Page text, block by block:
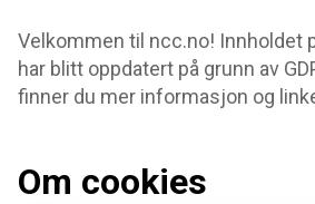
Velkommen til ncc.no! Innholdet
har blitt oppdatert på grunn av
finner du mer informasjon og
Om cookies